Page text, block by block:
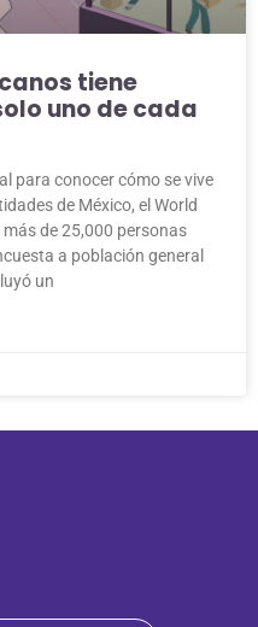
tiene
uno de cada
para conocer cómo se vive
de México, el World
de 25,000 personas
a población general
un